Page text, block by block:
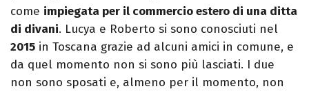
come impiegata per il commercio estero di una ditta
di divani. Lucya e Roberto si sono conosciuti nel
2015 in Toscana grazie ad alcuni amici in comune, e
da quel momento non si sono più lasciati. I due
non sono sposati e, almeno per il momento, non